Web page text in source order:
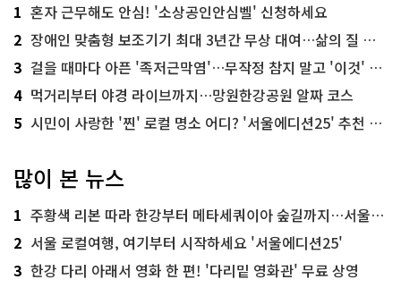
1 혼자 근무해도 안심! '소상공인안심벨' 신청하세요
2 장애인 맞춤형 보조기기 최대 3년간 무상 대여…삶의 질 높인다
3 걸을 때마다 아픈 '족저근막염'…무작정 참지 말고 '이것' 해보세요!
4 먹거리부터 야경 라이브까지…망원한강공원 알짜 코스
5 시민이 사랑한 '찐' 로컬 명소 어디? '서울에디션25' 추천 코스
많이 본 뉴스
1 주황색 리본 따라 한강부터 메타세쿼이아 숲길까지…서울둘레길 15코스
2 서울 로컬여행, 여기부터 시작하세요 '서울에디션25'
3 한강 다리 아래서 영화 한 편! '다리밑 영화관' 무료 상영